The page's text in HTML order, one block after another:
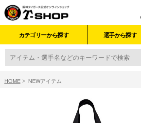
カテゴリーから探す 選手から探す
HOME NEWアイテム